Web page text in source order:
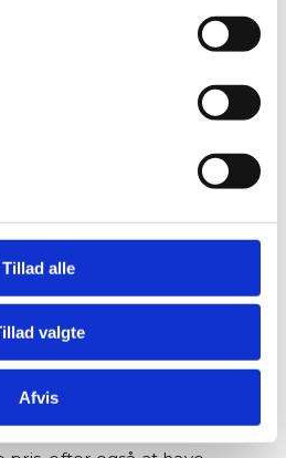
Tillad alle
valgte
Afvis
2025 –
Børsen Gazelle i
gang, vi modtager